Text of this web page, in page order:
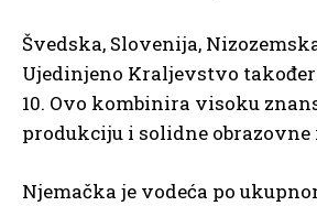
Švedska, Slovenija,
Ujedinjeno Kraljevstvo
10. Ovo kombinira visoku
produkciju i solidne obrazovne
Njemačka je vodeća po